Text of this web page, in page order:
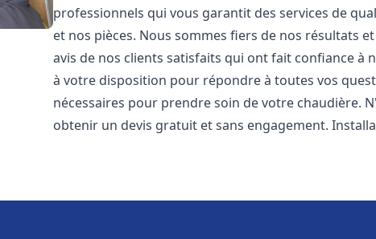
professionnels qui vous garantit des services de
et nos pièces. Nous sommes fiers de nos résultats
avis de nos clients satisfaits qui ont fait confiance à
à votre disposition pour répondre à toutes vos
nécessaires pour prendre soin de votre chaudière.
obtenir un devis gratuit et sans engagement.